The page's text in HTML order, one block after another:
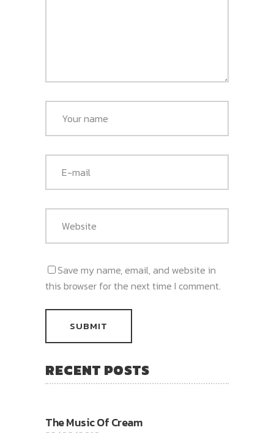
Save my name, email, and website in
this browser for the next time I comment.
RECENT POSTS
The Music Of Cream